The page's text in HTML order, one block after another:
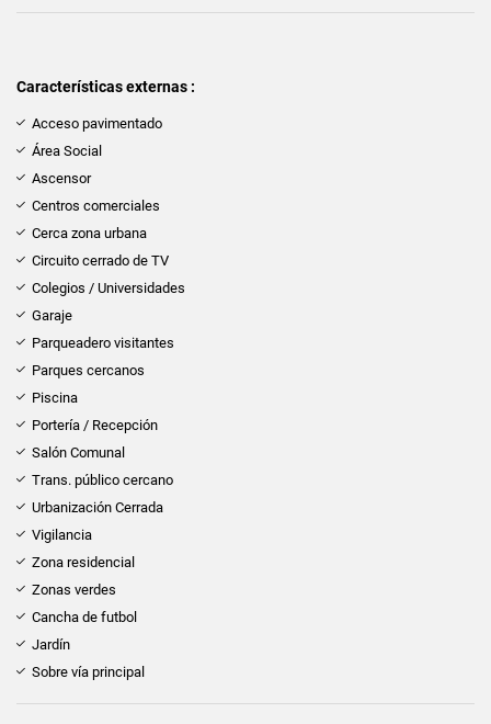
Características externas :
Acceso pavimentado
Área Social
Ascensor
Centros comerciales
Cerca zona urbana
Circuito cerrado de TV
Colegios / Universidades
Garaje
Parqueadero visitantes
Parques cercanos
Piscina
Portería / Recepción
Salón Comunal
Trans. público cercano
Urbanización Cerrada
Vigilancia
Zona residencial
Zonas verdes
Cancha de futbol
Jardín
Sobre vía principal